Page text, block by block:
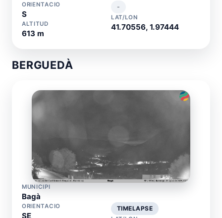
ORIENTACIO
S
ALTITUD
613 m
-
LAT/LON
41.70556, 1.97444
BERGUEDÀ
MUNICIPI
Bagà
ORIENTACIO
SE
TIMELAPSE